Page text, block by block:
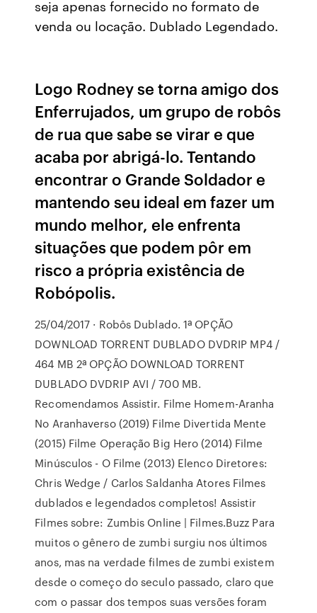
seja apenas fornecido no formato de
venda ou locação. Dublado Legendado.
Logo Rodney se torna amigo dos
Enferrujados, um grupo de robôs
de rua que sabe se virar e que
acaba por abrigá-lo. Tentando
encontrar o Grande Soldador e
mantendo seu ideal em fazer um
mundo melhor, ele enfrenta
situações que podem pôr em
risco a própria existência de
Robópolis.
25/04/2017 · Robôs Dublado. 1ª OPÇÃO
DOWNLOAD TORRENT DUBLADO DVDRIP MP4 /
464 MB 2ª OPÇÃO DOWNLOAD TORRENT
DUBLADO DVDRIP AVI / 700 MB.
Recomendamos Assistir. Filme Homem-Aranha
No Aranhaverso (2019) Filme Divertida Mente
(2015) Filme Operação Big Hero (2014) Filme
Minúsculos - O Filme (2013) Elenco Diretores:
Chris Wedge / Carlos Saldanha Atores Filmes
dublados e legendados completos! Assistir
Filmes sobre: Zumbis Online | Filmes.Buzz Para
muitos o gênero de zumbi surgiu nos últimos
anos, mas na verdade filmes de zumbi existem
desde o começo do seculo passado, claro que
com o passar dos tempos suas versões foram